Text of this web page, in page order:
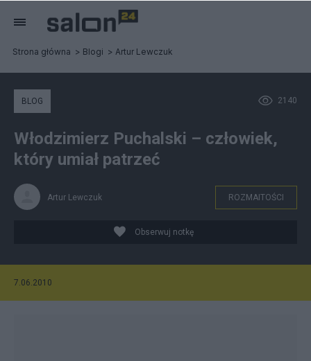
Strona główna Blogi Artur Lewczuk
2140
BLOG
Włodzimierz Puchalski – człowiek,
który umiał patrzeć
Artur Lewczuk ROZMAITOŚCI
Obserwuj notkę
7.06.2010